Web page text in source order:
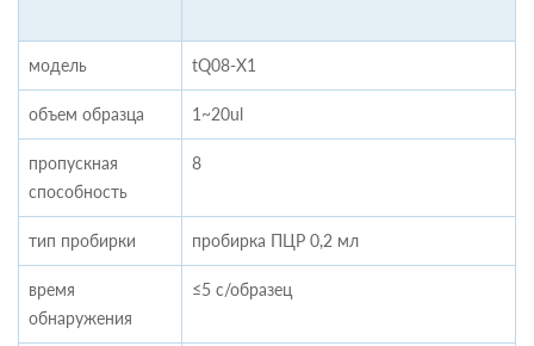
модель tQ08-X1
объем образца 1~20ul
пропускная
способность
8
тип пробирки пробирка ПЦР 0,2 мл
время
обнаружения
≤5 с/образец